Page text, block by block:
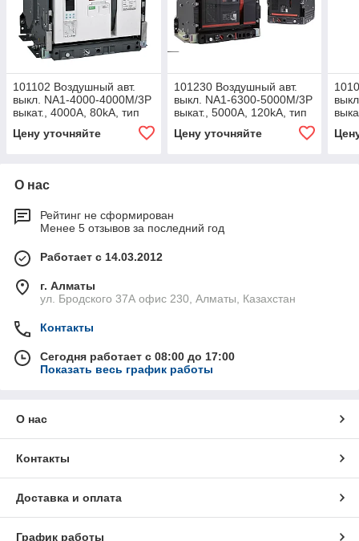
101102 Воздушный авт.
выкл. NA1-4000-4000M/3P
выкат., 4000A, 80kA, тип
Цену уточняйте
101230 Воздушный авт.
выкл. NA1-6300-5000M/3P
выкат., 5000A, 120kA, тип
Цену уточняйте
О нас
Рейтинг не сформирован
Менее 5 отзывов за последний год
Работает с 14.03.2012
г. Алматы
ул. Бродского 37А офис 230, Алматы, Казахстан
Контакты
Сегодня работает с 08:00 до 17:00
Показать весь график работы
О нас
Контакты
Доставка и оплата
График работы